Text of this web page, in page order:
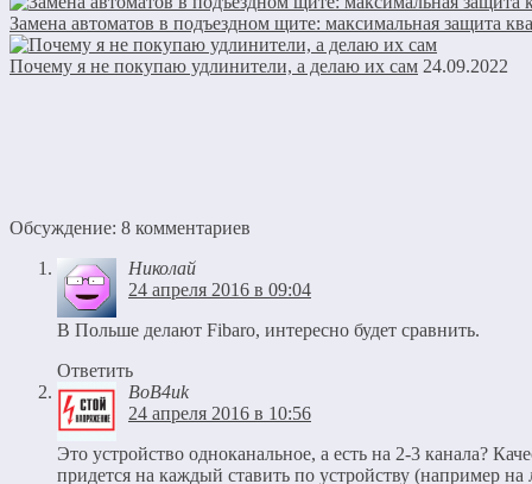
Замена автоматов в подъездном щите: максимальная защита
Почему я не покупаю удлинители, а делаю их сам 24.09.2022
Обсуждение: 8 комментариев
Николай
24 апреля 2016 в 09:04
В Польше делают Fibaro, интересно будет сравнить.
Ответить
BoB4uk
24 апреля 2016 в 10:56
Это устройство одноканальное, а есть на 2-3 канала?
придется на каждый ставить по устройству (например